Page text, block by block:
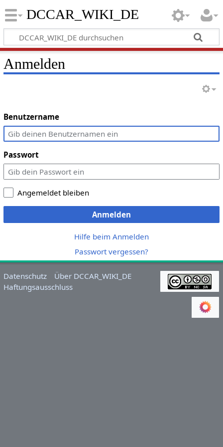
DCCAR_WIKI_DE
Anmelden
Benutzername
Passwort
Angemeldet bleiben
Anmelden
Hilfe beim Anmelden
Passwort vergessen?
Datenschutz
Über DCCAR_WIKI_DE
Haftungsausschluss